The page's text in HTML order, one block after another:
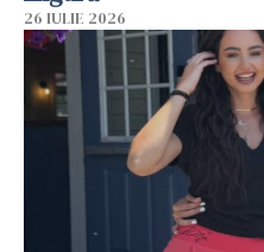
26 IULIE 2026